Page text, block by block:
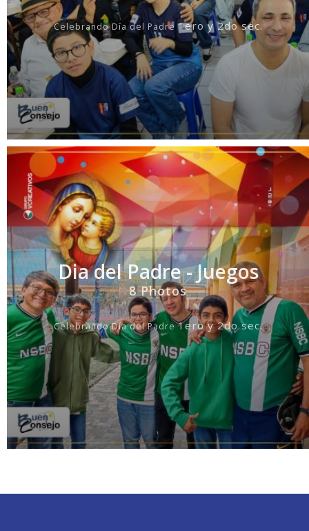
Celebrando Día del Padre1ero y 2do sec.
Dia del Padre - Juegos
8 Photos
Celebrando Día del Padre1ero y 2do sec.